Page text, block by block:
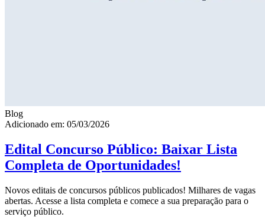
Blog
Adicionado em: 05/03/2026
Edital Concurso Público: Baixar Lista
Completa de Oportunidades!
Novos editais de concursos públicos publicados! Milhares de vagas
abertas. Acesse a lista completa e comece a sua preparação para o
serviço público.